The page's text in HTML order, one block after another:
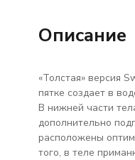
Описание
«Толстая» версия
пятке создает в
В нижней части
дополнительно
расположены
того, в теле